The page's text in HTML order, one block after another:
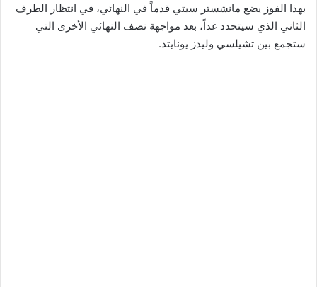
بهذا الفوز يضع مانشستر سيتي قدماً في النهائي، في انتظار الطرف
الثاني الذي سيتحدد غداً، بعد مواجهة نصف النهائي الأخرى التي
ستجمع بين تشيلسي وليدز يونايتد.